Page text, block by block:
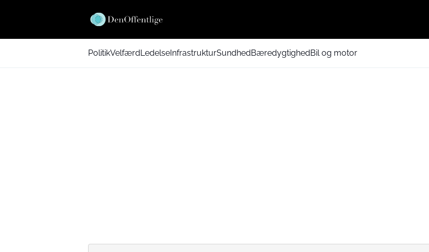
PolitikVelfærdLedelseInfrastrukturSundhedBæredygtighedBil og motor